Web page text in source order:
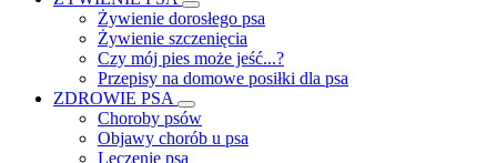
Żywienie dorosłego psa
Żywienie szczenięcia
Czy mój pies może jeść...?
Przepisy na domowe posiłki dla psa
ZDROWIE PSA
Choroby psów
Objawy chorób u psa
Leczenie psa